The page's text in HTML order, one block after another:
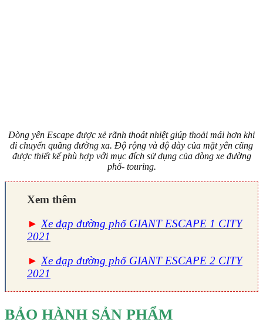
Dòng yên Escape được xẻ rãnh thoát nhiệt giúp thoải mái hơn khi
di chuyển quãng đường xa. Độ rộng và độ dày của mặt yên cũng
được thiết kế phù hợp với mục đích sử dụng của dòng xe đường
phố- touring.
Xem thêm
► Xe đạp đường phố GIANT ESCAPE 1 CITY
2021
►Xe đạp đường phố GIANT ESCAPE 2 CITY
2021
BẢO HÀNH SẢN PHẨM